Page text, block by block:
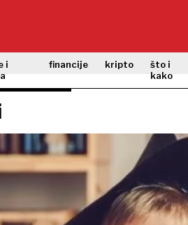
i
financije kripto
što i
kako